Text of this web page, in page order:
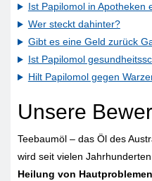
Ist Papilomol in Apotheken
Wer steckt dahinter?
Gibt es eine Geld zurück
Ist Papilomol
Hilt Papilomol gegen
Unsere
Teebaumöl – das Öl des
wird seit vielen Jahrhunderten
Heilung von Hautproblemen